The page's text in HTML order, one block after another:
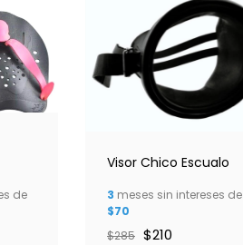
de
Visor Chico Escualo
3 meses sin intereses de
$70
$285 $210